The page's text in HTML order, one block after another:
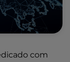
com